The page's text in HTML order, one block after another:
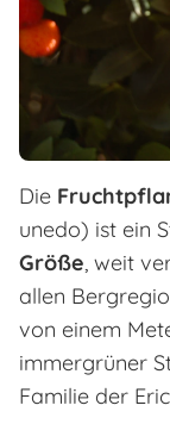
Die
unedo) ist ein
Größe, weit
allen
von einem
immergrüner
Familie der